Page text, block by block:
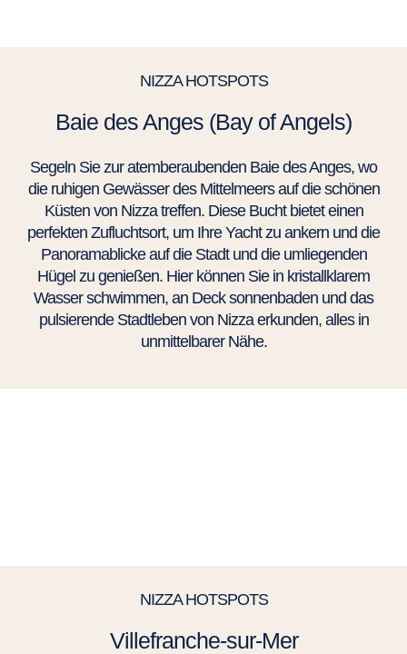
NIZZA HOTSPOTS
Baie des Anges (Bay of Angels)
Segeln Sie zur atemberaubenden Baie des Anges, wo
die ruhigen Gewässer des Mittelmeers auf die schönen
Küsten von Nizza treffen. Diese Bucht bietet einen
perfekten Zufluchtsort, um Ihre Yacht zu ankern und die
Panoramablicke auf die Stadt und die umliegenden
Hügel zu genießen. Hier können Sie in kristallklarem
Wasser schwimmen, an Deck sonnenbaden und das
pulsierende Stadtleben von Nizza erkunden, alles in
unmittelbarer Nähe.
NIZZA HOTSPOTS
Villefranche-sur-Mer